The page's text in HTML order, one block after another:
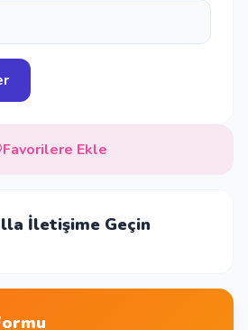
Favorilere Ekle
İletişime Geçin